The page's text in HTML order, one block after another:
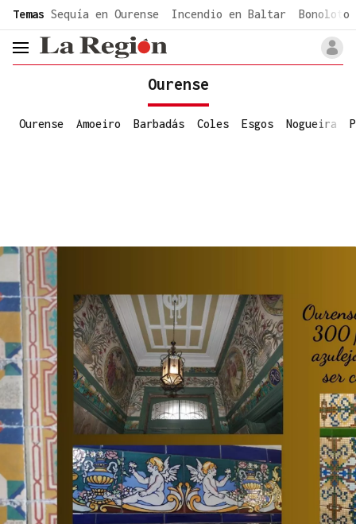
common.go-to-content
Temas Sequía en Ourense Incendio en Baltar Bonoloto
header.menu.open
Ourense
Ourense Amoeiro Barbadás Coles Esgos Nogueira